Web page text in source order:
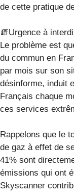
de cette pratique
🧯Urgence à
Le problème est
du commun en
par mois sur son
désinforme, induit
Français chaque
ces services
Rappelons que le
de gaz à effet de
41% sont
émissions qui ont
Skyscanner